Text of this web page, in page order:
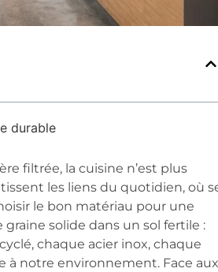
durable
filtrée, la cuisine n’est plus
les liens du quotidien, où
le bon matériau pour une
solide dans un sol fertile :
chaque acier inox, chaque
à notre environnement. Face aux